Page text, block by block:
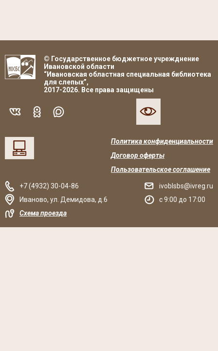
© Государственное бюджетное учрежднение
Ивановской области
“Ивановская областная специальная библиотека
для слепых”,
2017-2026. Все права защищены
Политика конфиденциальности
Договор оферты
Пользовательское соглашение
+7 (4932) 30-04-86
Иваново, ул. Демидова, д.6
Схема проезда
ivoblsbs@ivreg.ru
c 9:00 до 17:00